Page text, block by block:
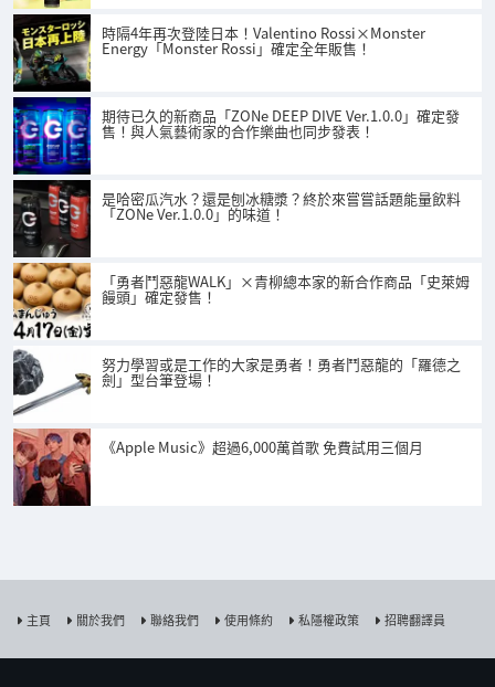
時隔4年再次登陸日本！Valentino Rossi×Monster
Energy「Monster Rossi」確定全年販售！
期待已久的新商品「ZONe DEEP DIVE Ver.1.0.0」確定發
售！與人氣藝術家的合作樂曲也同步發表！
是哈密瓜汽水？還是刨冰糖漿？終於來嘗嘗話題能量飲料
「ZONe Ver.1.0.0」的味道！
「勇者鬥惡龍WALK」×青柳總本家的新合作商品「史萊姆
饅頭」確定發售！
努力學習或是工作的大家是勇者！勇者鬥惡龍的「羅德之
劍」型台筆登場！
《Apple Music》超過6,000萬首歌 免費試用三個月
主頁 關於我們 聯絡我們 使用條約 私隱權政策 招聘翻譯員